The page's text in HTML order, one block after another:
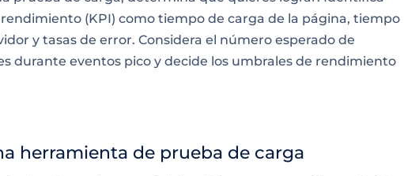
(KPI) como tiempo de carga de la página, tiempo
y tasas de error. Considera el número esperado de
durante eventos pico y decide los umbrales de rendimiento
herramienta de prueba de carga